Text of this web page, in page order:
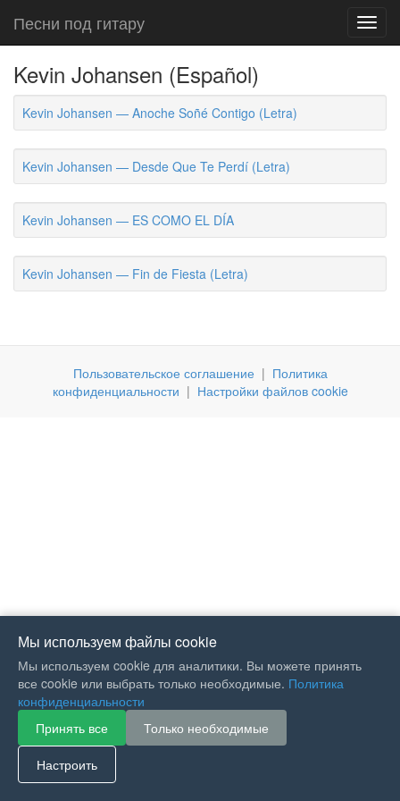
Песни под гитару
Kevin Johansen (Español)
Kevin Johansen — Anoche Soñé Contigo (Letra)
Kevin Johansen — Desde Que Te Perdí (Letra)
Kevin Johansen — ES COMO EL DÍA
Kevin Johansen — Fin de Fiesta (Letra)
Пользовательское соглашение | Политика
конфиденциальности | Настройки файлов cookie
Мы используем файлы cookie
Мы используем cookie для аналитики. Вы можете принять
все cookie или выбрать только необходимые. Политика
конфиденциальности
Принять все
Только необходимые
Настроить
If you like Guitar Songs, you
can buy me a coffee :)